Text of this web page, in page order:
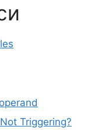
Triggering?